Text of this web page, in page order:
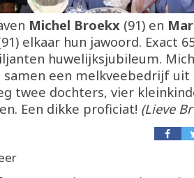
Michel Broekx (91) en
elkaar hun jawoord. Exact
huwelijksjubileum.
een melkveebedrijf uit
twee dochters, vier
Een dikke proficiat! (Lieve